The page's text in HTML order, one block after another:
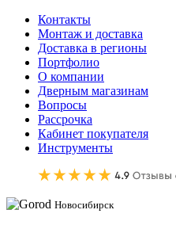
Контакты
Монтаж и доставка
Доставка в регионы
Портфолио
О компании
Дверным магазинам
Вопросы
Рассрочка
Кабинет покупателя
Инструменты
Новосибирск